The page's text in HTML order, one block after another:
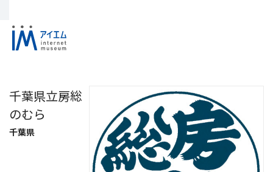
千葉県立房総
のむら
千葉県